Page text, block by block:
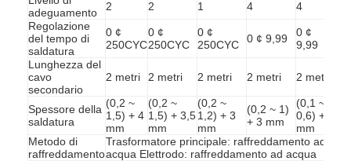
adeguamento
2 2 1 4
4
Regolazione
del tempo di
saldatura
0 ¢
250CYC
0 ¢
250CYC
0 ¢
250CYC
0 ¢ 9,99
0 ¢
9,99
Lunghezza del
cavo
secondario
2 metri 2 metri 2 metri 2 metri 2 metri
Spessore della
saldatura
(0,2 ~
1,5) + 4
mm
(0,2 ~
1,5) + 3,5
mm
(0,2 ~
1,2) + 3
mm
(0,2 ~ 1)
+ 3 mm
(0,1 ~
0,6) + 2
mm
Metodo di
raffreddamento
Trasformatore principale: raffreddamento ad
acqua Elettrodo: raffreddamento ad acqua